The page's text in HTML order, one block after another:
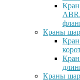
Краны
Краны